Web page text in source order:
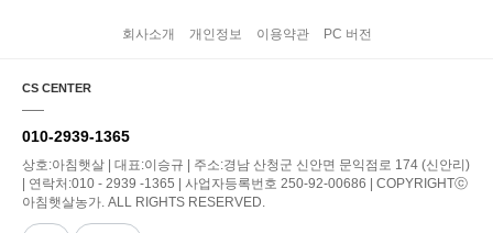
회사소개 개인정보 이용약관 PC 버전
CS CENTER
010-2939-1365
상호:아침햇살 | 대표:이승규 | 주소:경남 산청군 신안면 문익점로 174 (신안리)
| 연락처:010 - 2939 -1365 | 사업자등록번호 250-92-00686 | COPYRIGHTⓒ
아침햇살농가. ALL RIGHTS RESERVED.